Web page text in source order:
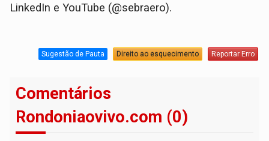
LinkedIn e YouTube (@sebraero).
Sugestão de Pauta Direito ao esquecimento Reportar Erro
Comentários
Rondoniaovivo.com (0)